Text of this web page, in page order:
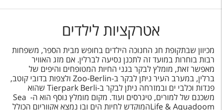
אטרקציות לילדים
מכיוון שבתקופת חג החנוכה הילדים בחופש מבית הספר, משפחות
רבות בוחרות במועד זה לתכנן נסיעה לברלין. אם מזג האוויר
מאפשר זאת, מומלץ לבקר בגני החיות המטופחים והיפים של
ברלין, במערב העיר ניתן לבקר ב-Zoo-Berlin ולצפות בדובי קוטב,
פנדות וכלבי ים ובמזרחה ניתן לבקר ב-Tierpark Berli שהוא
משכנם של למורים, טיגרסים ועוד. מקום מומלץ נוסף הוא ה- Sea
Life & Aquadoomהמוקדש לחיות הים ובו נמצא אקווריום הכולל